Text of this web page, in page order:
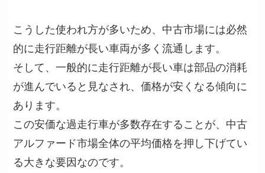
こうした使われ方が多いため、中古市場には必然
的に走行距離が長い車両が多く流通します。
そして、一般的に走行距離が長い車は部品の消耗
が進んでいると見なされ、価格が安くなる傾向に
あります。
この安価な過走行車が多数存在することが、中古
アルファード市場全体の平均価格を押し下げてい
る大きな要因なのです。